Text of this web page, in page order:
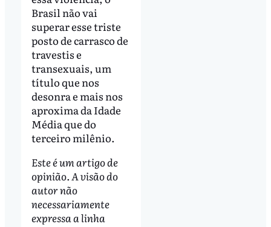
Brasil não vai
superar esse triste
posto de carrasco de
travestis e
transexuais, um
título que nos
desonra e mais nos
aproxima da Idade
Média que do
terceiro milênio.
Este é um artigo de
opinião. A visão do
autor não
necessariamente
expressa a linha